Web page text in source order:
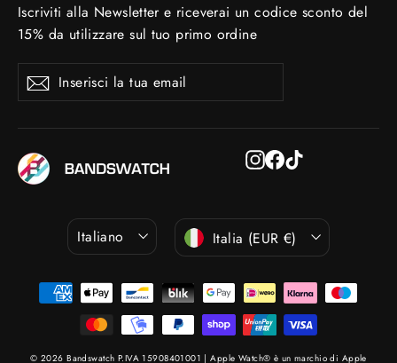
Iscriviti alla Newsletter e riceverai un codice sconto del
15% da utilizzare sul tuo primo ordine
email
Iscriviti
Instagram
Facebook
TikTok
Lingua
Italiano ValutaItalia (EUR €)
© 2026 Bandswatch P.IVA 15908401001 | Apple Watch® è un marchio di Apple